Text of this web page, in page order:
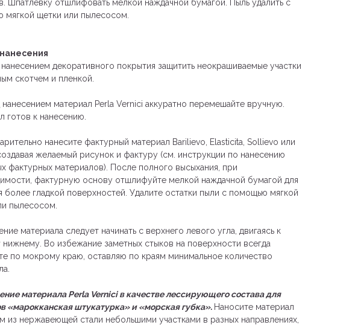
Шпатлевку отшлифовать мелкой наждачной бумагой. Пыль удалить с
мягкой щетки или пылесосом.
декоративного покрытия защитить неокрашиваемые участки
скотчем и пленкой.
материал Perla Vernici аккуратно перемешайте вручную.
готов к нанесению.
нанесите фактурный материал Barilievo, Elasticita, Sollievo или
желаемый рисунок и фактуру (см. инструкции по нанесению
фактурных материалов). После полного высыхания, при
фактурную основу отшлифуйте мелкой наждачной бумагой для
более гладкой поверхностей. Удалите остатки пыли с помощью мягкой
пылесосом.
материала следует начинать с верхнего левого угла, двигаясь к
Во избежание заметных стыков на поверхности всегда
по мокрому краю, оставляю по краям минимальное количество
материала Perla Vernici в качестве лессирующего состава для
«марокканская штукатурка» и «морская губка». Наносите материал
из нержавеющей стали небольшими участками в разных направлениях,